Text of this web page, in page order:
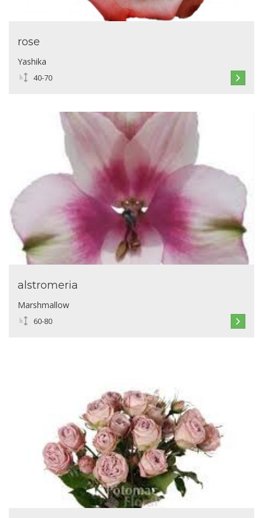
rose
Yashika
40-70
alstromeria
Marshmallow
60-80